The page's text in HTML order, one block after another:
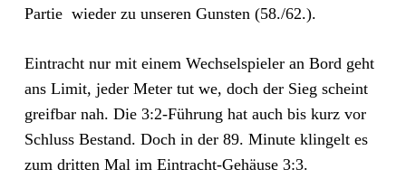
Partie wieder zu unseren Gunsten (58./62.).
Eintracht nur mit einem Wechselspieler an Bord geht
ans Limit, jeder Meter tut we, doch der Sieg scheint
greifbar nah. Die 3:2-Führung hat auch bis kurz vor
Schluss Bestand. Doch in der 89. Minute klingelt es
zum dritten Mal im Eintracht-Gehäuse 3:3.